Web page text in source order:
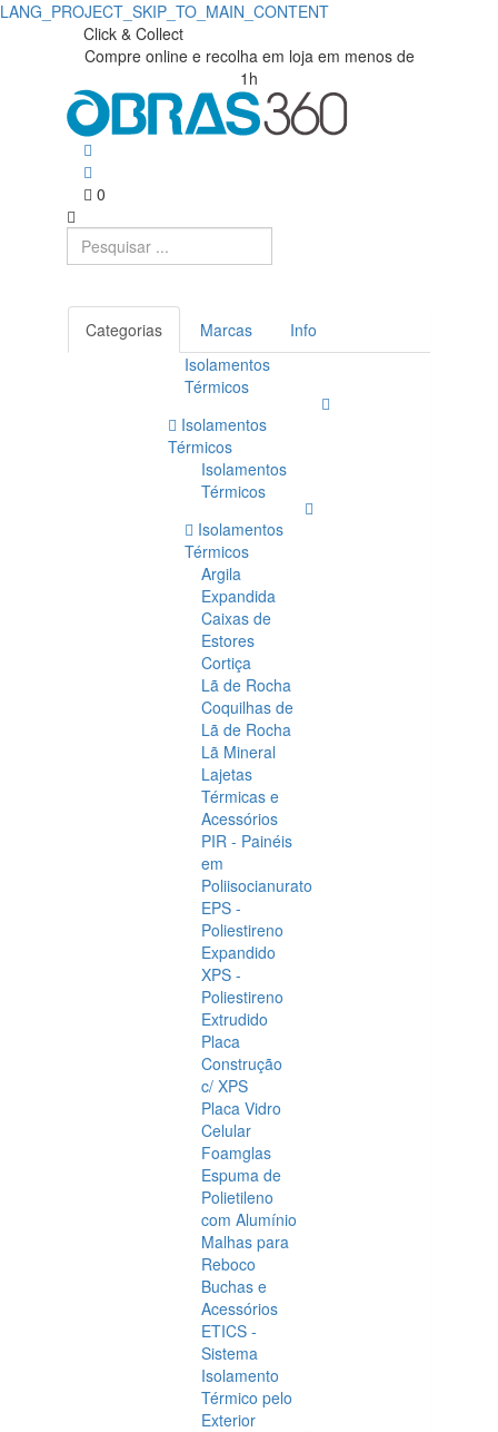
LANG_PROJECT_SKIP_TO_MAIN_CONTENT
Termómetros/Manómetros
Obras360
Obras360
Materiais
Construção
Click & Collect
Compre online e recolha em loja em menos de
1h
0
Categorias Marcas
Info
Isolamentos
Térmicos
Isolamentos
Térmicos
Isolamentos
Térmicos
Isolamentos
Térmicos
Argila
Expandida
Caixas de
Estores
Cortiça
Lã de Rocha
Coquilhas de
Lã de Rocha
Lã Mineral
Lajetas
Térmicas e
Acessórios
PIR - Painéis
em
Poliisocianurato
EPS -
Poliestireno
Expandido
XPS -
Poliestireno
Extrudido
Placa
Construção
c/ XPS
Placa Vidro
Celular
Foamglas
Espuma de
Polietileno
com Alumínio
Malhas para
Reboco
Buchas e
Acessórios
ETICS -
Sistema
Isolamento
Térmico pelo
Exterior